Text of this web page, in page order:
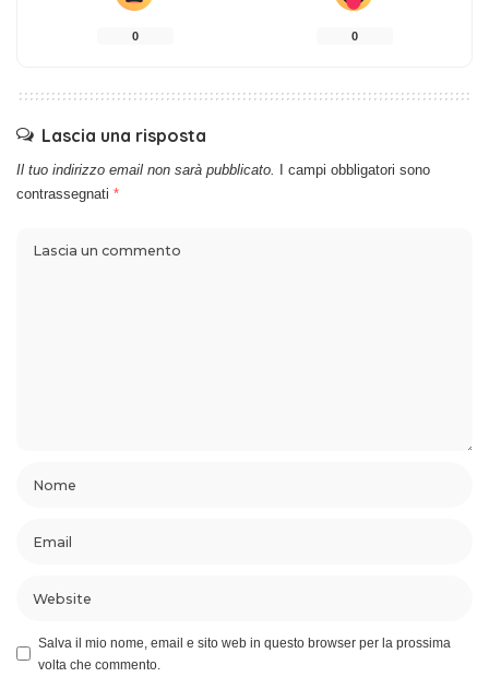
0 0
Lascia una risposta
Il tuo indirizzo email non sarà pubblicato. I campi obbligatori sono
contrassegnati *
Salva il mio nome, email e sito web in questo browser per la prossima
volta che commento.